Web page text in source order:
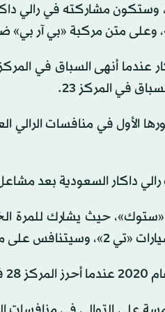
الأول في منافسات الرالي
داكار السعودية بعد
«ستوك»، حيث يشارك للمرة